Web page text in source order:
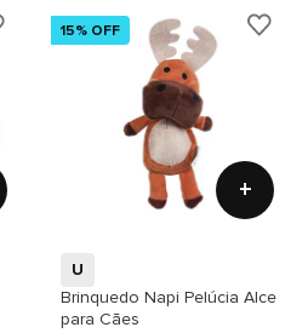
15% OFF
+
U
Brinquedo Napi Pelúcia Alce
para Cães